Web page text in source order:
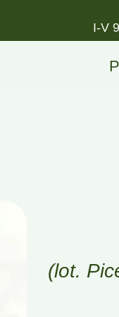
I-V
(lot.